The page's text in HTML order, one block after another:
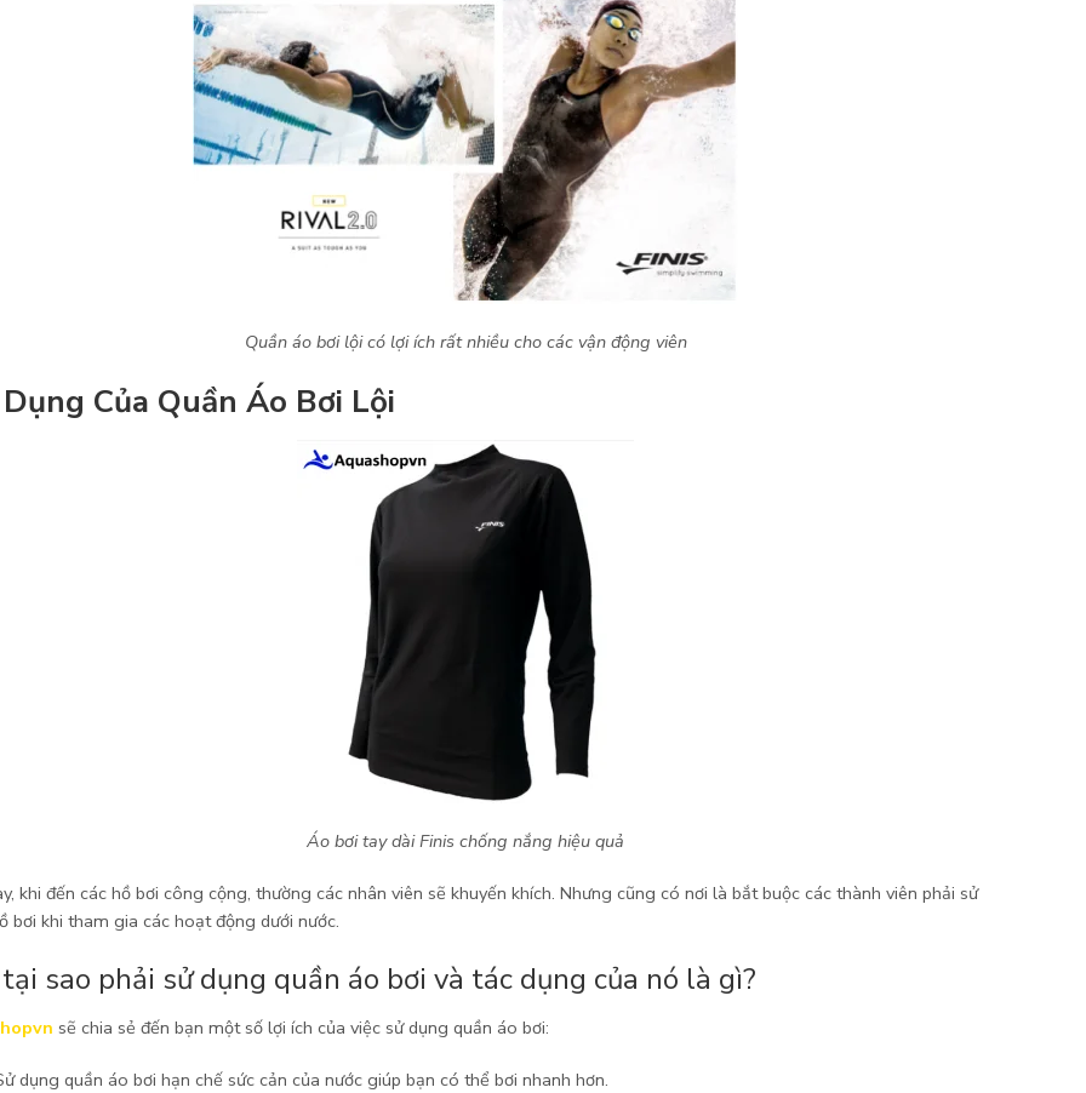
Quần áo bơi lội có lợi ích rất nhiều cho các vận động viên
Của Quần Áo Bơi Lội
Áo bơi tay dài Finis chống nắng hiệu quả
khi đến các hồ bơi công cộng, thường các nhân viên sẽ khuyến khích. Nhưng cũng có nơi là bắt buộc các thành viên phải sử
bơi khi tham gia các hoạt động dưới nước.
sao phải sử dụng quần áo bơi và tác dụng của nó là gì?
sẽ chia sẻ đến bạn một số lợi ích của việc sử dụng quần áo bơi:
dụng quần áo bơi hạn chế sức cản của nước giúp bạn có thể bơi nhanh hơn.